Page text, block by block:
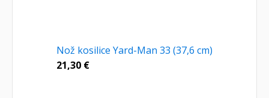
Nož kosilice Yard-Man 33 (37,6 cm)
21,30 €